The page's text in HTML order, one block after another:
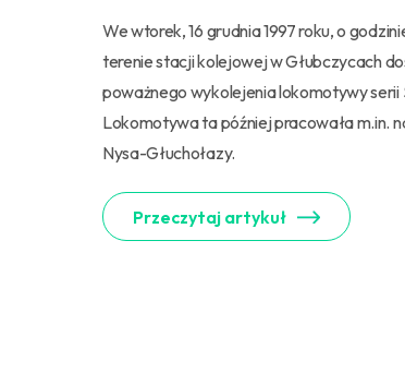
We wtorek, 16 grudnia 1997 roku, o
terenie stacji kolejowej w Głubczycach
poważnego wykolejenia lokomotywy serii
Lokomotywa ta później pracowała m.in.
Nysa-Głuchołazy.
Przeczytaj artykuł